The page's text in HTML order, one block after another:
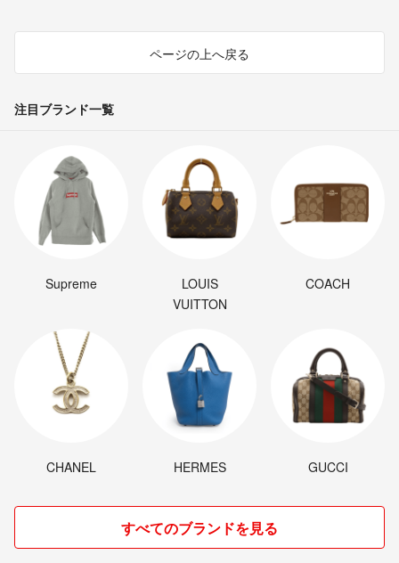
ページの上へ戻る
注目ブランド一覧
Supreme
LOUIS
VUITTON
COACH
CHANEL HERMES GUCCI
すべてのブランドを見る